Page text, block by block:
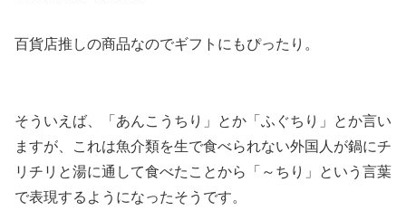
百貨店推しの商品なのでギフトにもぴったり。
そういえば、「あんこうちり」とか「ふぐちり」とか言い
ますが、これは魚介類を生で食べられない外国人が鍋にチ
リチリと湯に通して食べたことから「～ちり」という言葉
で表現するようになったそうです。